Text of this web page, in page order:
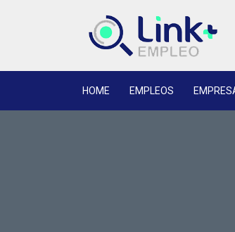
HOME EMPLEOS